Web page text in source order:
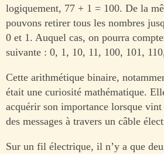
logiquement, 77 + 1 = 100. De la
pouvons retirer tous les nombres
0 et 1. Auquel cas, on pourra
suivante : 0, 1, 10, 11, 100, 101,
Cette arithmétique binaire,
était une curiosité mathématique.
acquérir son importance lorsque vint
des messages à travers un câble
Sur un fil électrique, il n’y a que